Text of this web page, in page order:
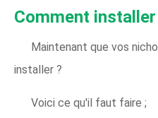
Comment
Maintenant que vos
installer ?
Voici ce qu'il faut faire ;